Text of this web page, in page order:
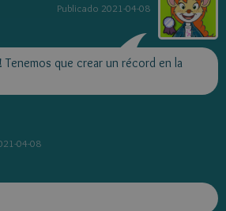
Publicado 2021-04-08
que crear un récord en la
04-08